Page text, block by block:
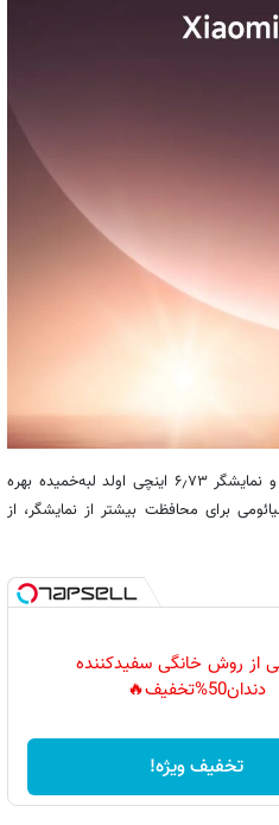
شیائومی ۱۵ اولترا احتمالاً به تراشه‌ی پرچمدار اسنپدراگون ۸ الیت کوالکام و نمایشگر ۶٫۷۳ اینچی اولد لبه‌خمیده بهره
پیکسل و نرخ نوسازی ۱۲۰ هرتز دارد. شیائومی برای محافظت بیشتر از نمایشگر، از
از روش خانگی سفیدکننده
دندان50%تخفیف🔥
تخفیف ویژه!